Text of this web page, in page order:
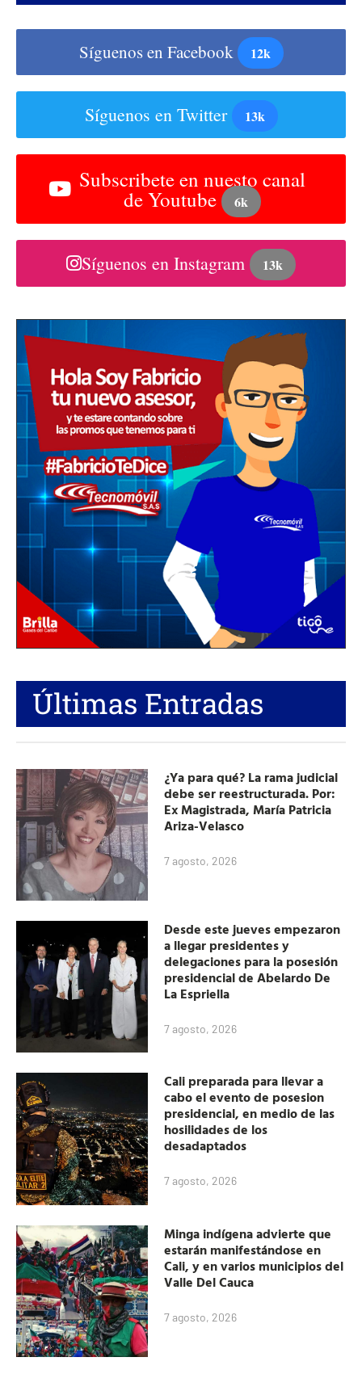
Síguenos en Facebook 12k
Síguenos en Twitter 13k
Subscribete en nuesto canal
de Youtube 6k
Síguenos en Instagram 13k
Últimas Entradas
¿Ya para qué? La rama judicial
debe ser reestructurada. Por:
Ex Magistrada, María Patricia
Ariza-Velasco
7 agosto, 2026
Desde este jueves empezaron
a llegar presidentes y
delegaciones para la posesión
presidencial de Abelardo De
La Espriella
7 agosto, 2026
Cali preparada para llevar a
cabo el evento de posesion
presidencial, en medio de las
hosilidades de los
desadaptados
7 agosto, 2026
Minga indígena advierte que
estarán manifestándose en
Cali, y en varios municipios del
Valle Del Cauca
7 agosto, 2026